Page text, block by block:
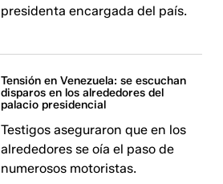
presidenta encargada del país.
Tensión en Venezuela: se escuchan
disparos en los alrededores del
palacio presidencial
Testigos aseguraron que en los
alrededores se oía el paso de
numerosos motoristas.